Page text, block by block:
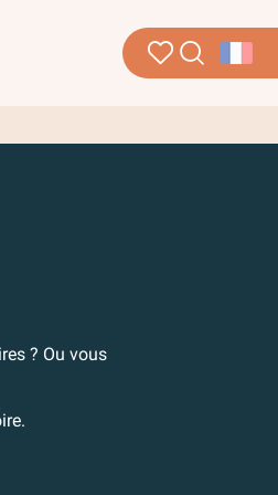
Recherche
? Ou vous